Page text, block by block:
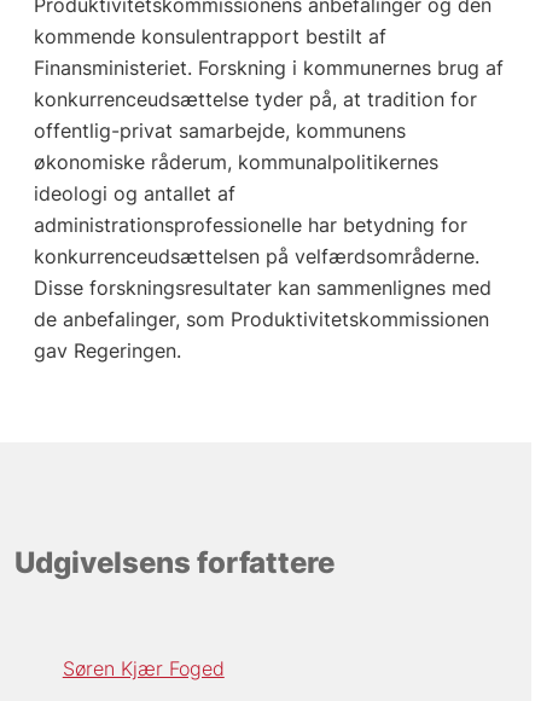
Produktivitetskommissionens anbefalinger og den
kommende konsulentrapport bestilt af
Finansministeriet. Forskning i kommunernes brug af
konkurrenceudsættelse tyder på, at tradition for
offentlig-privat samarbejde, kommunens
økonomiske råderum, kommunalpolitikernes
ideologi og antallet af
administrationsprofessionelle har betydning for
konkurrenceudsættelsen på velfærdsområderne.
Disse forskningsresultater kan sammenlignes med
de anbefalinger, som Produktivitetskommissionen
gav Regeringen.
Udgivelsens forfattere
Søren Kjær Foged